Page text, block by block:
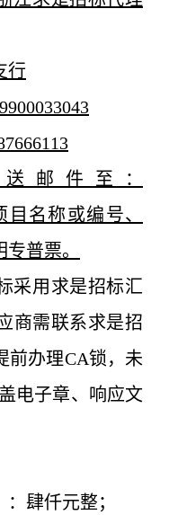
行
邮件至：
目名称或编号、
普票。
采用求是招标汇
商需联系求是招
前办理CA锁，未
电子章、响应文
肆仟元整；